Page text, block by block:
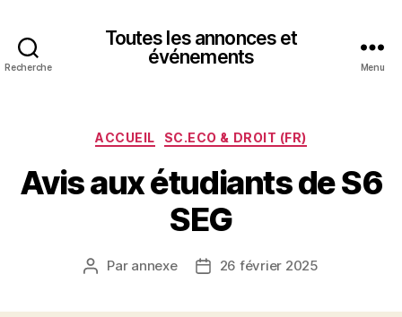
Recherche
Toutes les annonces et
événements
Menu
Catégories
ACCUEIL SC.ECO & DROIT (FR)
Avis aux étudiants de S6
SEG
Auteur
Par annexe
Date26 février 2025